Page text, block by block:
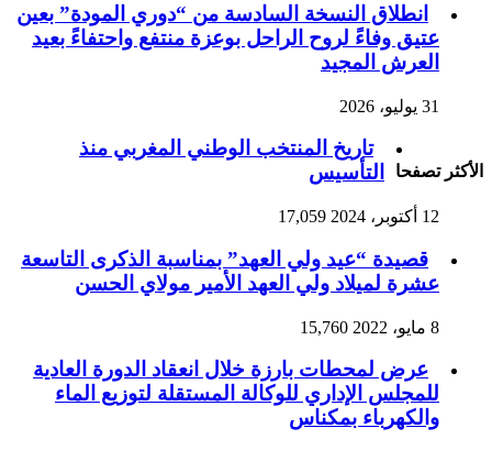
انطلاق النسخة السادسة من “دوري المودة” بعين
عتيق وفاءً لروح الراحل بوعزة منتفع واحتفاءً بعيد
العرش المجيد
31 يوليو، 2026
الأكثر تصفحا
تاريخ المنتخب الوطني المغربي منذ
التأسيس
12 أكتوبر، 2024 17,059
قصيدة “عيد ولي العهد” بمناسبة الذكرى التاسعة
عشرة لميلاد ولي العهد الأمير مولاي الحسن
8 مايو، 2022 15,760
عرض لمحطات بارزة خلال انعقاد الدورة العادية
للمجلس الإداري للوكالة المستقلة لتوزيع الماء
والكهرباء بمكناس